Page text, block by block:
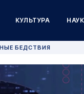
КУЛЬТУРА
БЕДСТВИЯ